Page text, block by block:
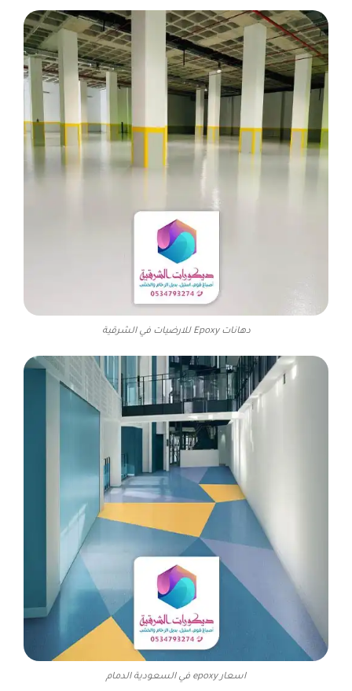
دهانات Epoxy للارضيات في الشرقية
اسعار epoxy في السعودية الدمام